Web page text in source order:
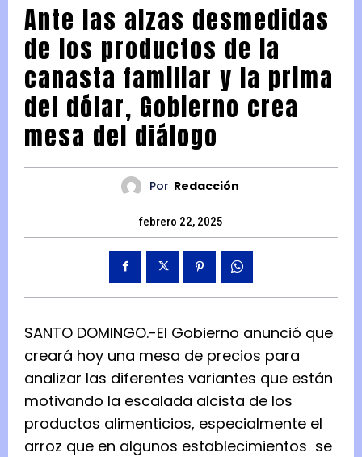
Ante las alzas desmedidas
de los productos de la
canasta familiar y la prima
del dólar, Gobierno crea
mesa del diálogo
Por Redacción
febrero 22, 2025
SANTO DOMINGO.-El Gobierno anunció que
creará hoy una mesa de precios para
analizar las diferentes variantes que están
motivando la escalada alcista de los
productos alimenticios, especialmente el
arroz que en algunos establecimientos se